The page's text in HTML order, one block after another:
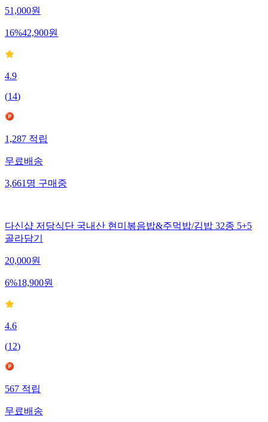
51,000원
16%42,900원
4.9
(14)
1,287적립
무료배송
3,661명구매중
다신샵 저당식단 국내산 현미볶음밥&주먹밥/김밥 32종 5+5
골라담기
20,000원
6%18,900원
4.6
(12)
567적립
무료배송